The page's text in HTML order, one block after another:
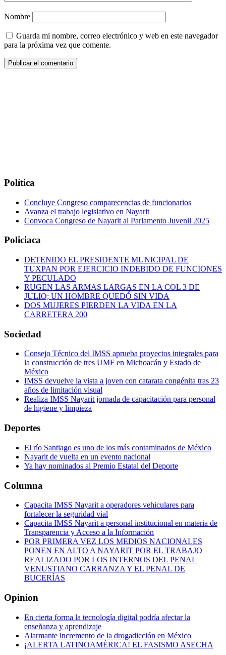
Nombre
Guarda mi nombre, correo electrónico y web en este navegador
para la próxima vez que comente.
Política
Concluye Congreso comparecencias de funcionarios
Avanza el trabajo legislativo en Nayarit
Convoca Congreso de Nayarit al Parlamento Juvenil 2025
Policiaca
DETENIDO EL PRESIDENTE MUNICIPAL DE
TUXPAN POR EJERCICIO INDEBIDO DE FUNCIONES
Y PECULADO
RUGEN LAS ARMAS LARGAS EN LA COL 3 DE
JULIO; UN HOMBRE QUEDÓ SIN VIDA
DOS MUJERES PIERDEN LA VIDA EN LA
CARRETERA 200
Sociedad
Consejo Técnico del IMSS aprueba proyectos integrales para
la construcción de tres UMF en Michoacán y Estado de
México
IMSS devuelve la vista a joven con catarata congénita tras 23
años de limitación visual
Realiza IMSS Nayarit jornada de capacitación para personal
de higiene y limpieza
Deportes
El río Santiago es uno de los más contaminados de México
Nayarit de vuelta en un evento nacional
Ya hay nominados al Premio Estatal del Deporte
Columna
Capacita IMSS Nayarit a operadores vehiculares para
fortalecer la seguridad vial
Capacita IMSS Nayarit a personal institucional en materia de
Transparencia y Acceso a la Información
POR PRIMERA VEZ LOS MEDIOS NACIONALES
PONEN EN ALTO A NAYARIT POR EL TRABAJO
REALIZADO POR LOS INTERNOS DEL PENAL
VENUSTIANO CARRANZA Y EL PENAL DE
BUCERÍAS
Opinion
En cierta forma la tecnología digital podría afectar la
enseñanza y aprendizaje
Alarmante incremento de la drogadicción en México
¡ALERTA LATINOAMÉRICA! EL FASISMO ASECHA